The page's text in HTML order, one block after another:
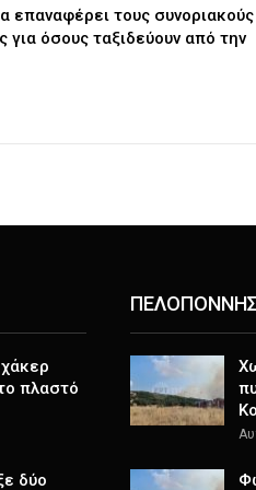
επαναφέρει τους συνοριακούς
για όσους ταξιδεύουν από την
πλαστό
δύο